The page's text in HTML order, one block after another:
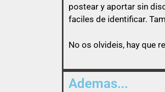
Así que un usuario
postear y aportar sin
faciles de identificar.
No os olvideis, hay que
Ademas...